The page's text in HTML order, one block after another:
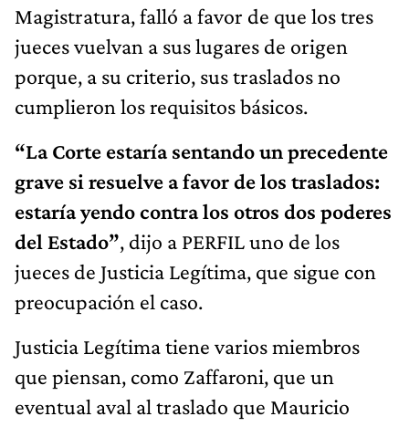
Magistratura, falló a favor de que los tres
jueces vuelvan a sus lugares de origen
porque, a su criterio, sus traslados no
cumplieron los requisitos básicos.
“La Corte estaría sentando un precedente
grave si resuelve a favor de los traslados:
estaría yendo contra los otros dos poderes
del Estado”, dijo a PERFIL uno de los
jueces de Justicia Legítima, que sigue con
preocupación el caso.
Justicia Legítima tiene varios miembros
que piensan, como Zaffaroni, que un
eventual aval al traslado que Mauricio